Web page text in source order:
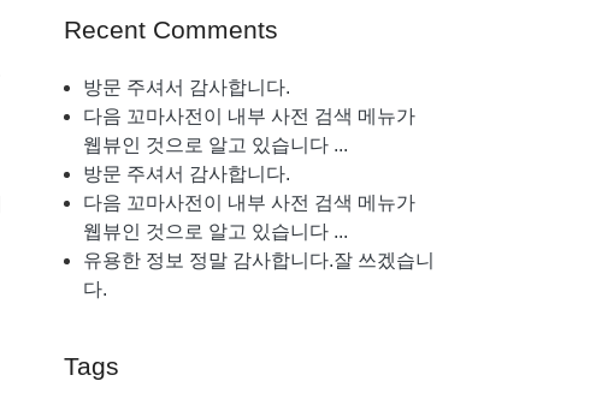
Recent Comments
방문 주셔서 감사합니다.
다음 꼬마사전이 내부 사전 검색 메뉴가
웹뷰인 것으로 알고 있습니다 ...
방문 주셔서 감사합니다.
다음 꼬마사전이 내부 사전 검색 메뉴가
웹뷰인 것으로 알고 있습니다 ...
유용한 정보 정말 감사합니다.잘 쓰겠습니
다.
Tags